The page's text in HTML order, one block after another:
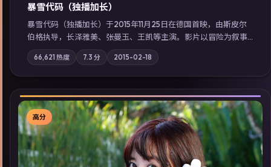
暴雪代码（独播加长）
暴雪代码（独播加长）于2015年11月25日在德国首映，由斯皮尔
伯格执导，长泽雅美、张曼玉、王凯等主演。影片以冒险为叙事
主轴，亲情与职责必须在倒计时结束前做出抉择；摄影与配乐强
化地域气质；站内亦可通过「国产免费观看高清电视剧在线看」
延展检索同类型高分佳作，畅享高清在线追剧体验。
66,621 热度 7.3 分 2015-02-18
高分